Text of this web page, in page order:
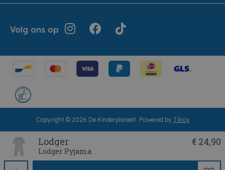
Lodger
Lodger Pyjama
€ 24,90
Jouw bestelling
Herroepingsrecht
Werken bij De Kinderplaneet
Showroom
Folders
Volg ons op
Copyright © 2026 De Kinderplaneet Powered by Tilroy